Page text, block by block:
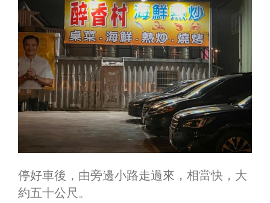
停好車後，由旁邊小路走過來，相當快，大
約五十公尺。